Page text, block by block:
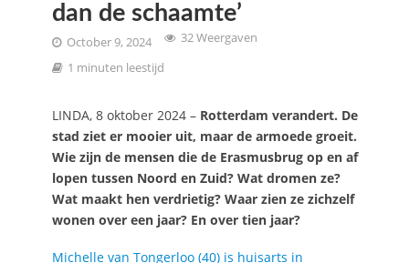
dan de schaamte’
October 9, 2024
32 Weergaven
1 minuten leestijd
LINDA, 8 oktober 2024 – Rotterdam verandert. De
stad ziet er mooier uit, maar de armoede groeit.
Wie zijn de mensen die de Erasmusbrug op en af
lopen tussen Noord en Zuid? Wat dromen ze?
Wat maakt hen verdrietig? Waar zien ze zichzelf
wonen over een jaar? En over tien jaar?
Michelle van Tongerloo (40) is huisarts in